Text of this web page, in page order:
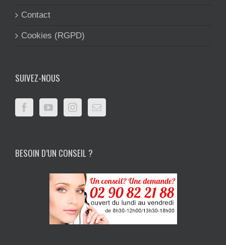
Contact
Cookies (RGPD)
SUIVEZ-NOUS
BESOIN D’UN CONSEIL ?